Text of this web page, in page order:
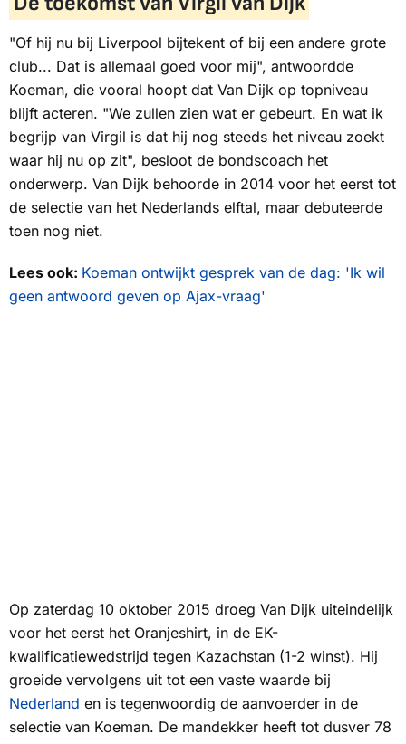
"Of hij nu bij Liverpool bijtekent of bij een andere grote
club... Dat is allemaal goed voor mij", antwoordde
Koeman, die vooral hoopt dat Van Dijk op topniveau
blijft acteren. "We zullen zien wat er gebeurt. En wat ik
begrijp van Virgil is dat hij nog steeds het niveau zoekt
waar hij nu op zit", besloot de bondscoach het
onderwerp. Van Dijk behoorde in 2014 voor het eerst tot
de selectie van het Nederlands elftal, maar debuteerde
toen nog niet.
Lees ook: Koeman ontwijkt gesprek van de dag: 'Ik wil
geen antwoord geven op Ajax-vraag'
Op zaterdag 10 oktober 2015 droeg Van Dijk uiteindelijk
voor het eerst het Oranjeshirt, in de EK-
kwalificatiewedstrijd tegen Kazachstan (1-2 winst). Hij
groeide vervolgens uit tot een vaste waarde bij
Nederland en is tegenwoordig de aanvoerder in de
selectie van Koeman. De mandekker heeft tot dusver 78